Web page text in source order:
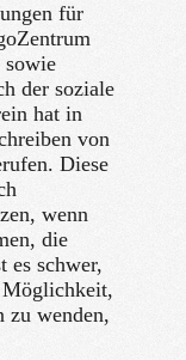
für
sowie
der soziale
hat in
von
Diese
wenn
die
es schwer,
zu wenden,